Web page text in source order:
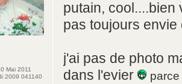
putain, cool....bien
pas toujours
j'ai pas de photo
dans l'evier
Mai 2011
2009 041140